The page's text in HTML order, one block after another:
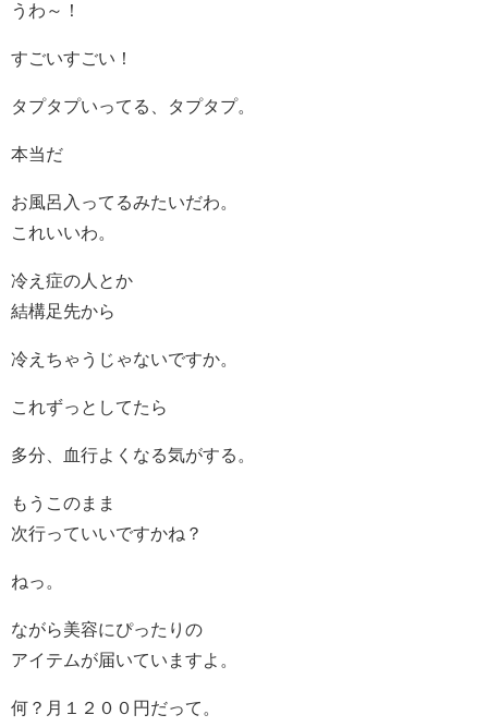
うわ～！
すごいすごい！
タプタプいってる、タプタプ。
本当だ
お風呂入ってるみたいだわ。
これいいわ。
冷え症の人とか
結構足先から
冷えちゃうじゃないですか。
これずっとしてたら
多分、血行よくなる気がする。
もうこのまま
次行っていいですかね？
ねっ。
ながら美容にぴったりの
アイテムが届いていますよ。
何？月１２００円だって。